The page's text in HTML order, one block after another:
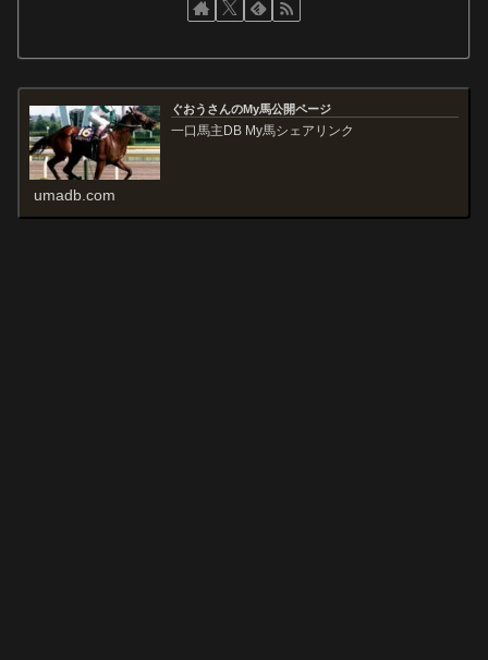
ぐおうさんのMy馬公開ページ
一口馬主DB My馬シェアリンク
umadb.com